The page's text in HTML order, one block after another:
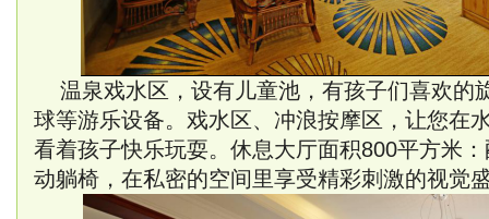
温泉戏水区，设有儿童池，有孩子们喜欢的
球等游乐设备。戏水区、冲浪按摩区，让您在
看着孩子快乐玩耍。休息大厅面积800平方米
动躺椅，在私密的空间里享受精彩刺激的视觉